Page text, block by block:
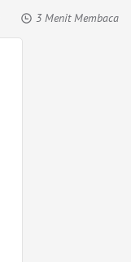
3 Menit Membaca